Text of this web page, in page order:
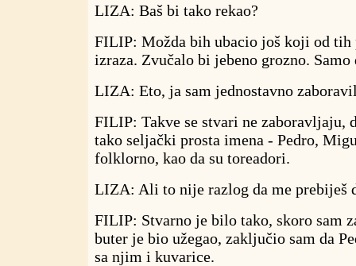
LIZA: Baš bi tako rekao?
FILIP: Možda bih ubacio još koji od tih
izraza. Zvučalo bi jebeno grozno. Samo
LIZA: Eto, ja sam jednostavno
FILIP: Takve se stvari ne zaboravljaju,
tako seljački prosta imena - Pedro,
folklorno, kao da su toreadori.
LIZA: Ali to nije razlog da me prebiješ
FILIP: Stvarno je bilo tako, skoro sam
buter je bio užegao, zaključio sam da
sa njim i kuvarice.